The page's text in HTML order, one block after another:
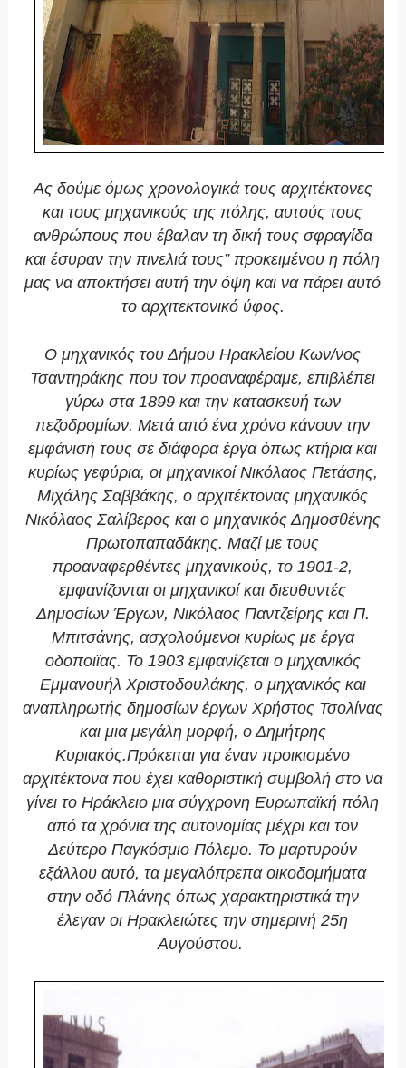
Ας δούμε όμως χρονολογικά τους αρχιτέκτονες
και τους μηχανικούς της πόλης, αυτούς τους
ανθρώπους που έβαλαν τη δική τους σφραγίδα
και έσυραν την πινελιά τους” προκειμένου η πόλη
μας να αποκτήσει αυτή την όψη και να πάρει αυτό
το αρχιτεκτονικό ύφος.
Ο μηχανικός του Δήμου Ηρακλείου Κων/νος
Τσαντηράκης που τον προαναφέραμε, επιβλέπει
γύρω στα 1899 και την κατασκευή των
πεζοδρομίων. Μετά από ένα χρόνο κάνουν την
εμφάνισή τους σε διάφορα έργα όπως κτήρια και
κυρίως γεφύρια, οι μηχανικοί Νικόλαος Πετάσης,
Μιχάλης Σαββάκης, ο αρχιτέκτονας μηχανικός
Νικόλαος Σαλίβερος και ο μηχανικός Δημοσθένης
Πρωτοπαπαδάκης. Μαζί με τους
προαναφερθέντες μηχανικούς, το 1901-2,
εμφανίζονται οι μηχανικοί και διευθυντές
Δημοσίων Έργων, Νικόλαος Παντζείρης και Π.
Μπιτσάνης, ασχολούμενοι κυρίως με έργα
οδοποιϊας. Το 1903 εμφανίζεται ο μηχανικός
Εμμανουήλ Χριστοδουλάκης, ο μηχανικός και
αναπληρωτής δημοσίων έργων Χρήστος Τσολίνας
και μια μεγάλη μορφή, ο Δημήτρης
Κυριακός.Πρόκειται για έναν προικισμένο
αρχιτέκτονα που έχει καθοριστική συμβολή στο να
γίνει το Ηράκλειο μια σύγχρονη Ευρωπαϊκή πόλη
από τα χρόνια της αυτονομίας μέχρι και τον
Δεύτερο Παγκόσμιο Πόλεμο. Το μαρτυρούν
εξάλλου αυτό, τα μεγαλόπρεπα οικοδομήματα
στην οδό Πλάνης όπως χαρακτηριστικά την
έλεγαν οι Ηρακλειώτες την σημερινή 25η
Αυγούστου.